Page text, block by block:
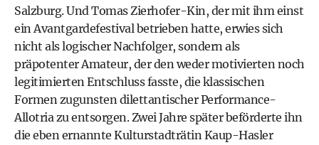
Salzburg. Und Tomas Zierhofer-Kin, der mit ihm einst
ein Avantgardefestival betrieben hatte, erwies sich
nicht als logischer Nachfolger, sondern als
präpotenter Amateur, der den weder motivierten noch
legitimierten Entschluss fasste, die klassischen
Formen zugunsten dilettantischer Performance-
Allotria zu entsorgen. Zwei Jahre später beförderte ihn
die eben ernannte Kulturstadträtin Kaup-Hasler